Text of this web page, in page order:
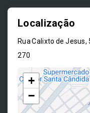
Localização
Rua Calixto de
270
+
−